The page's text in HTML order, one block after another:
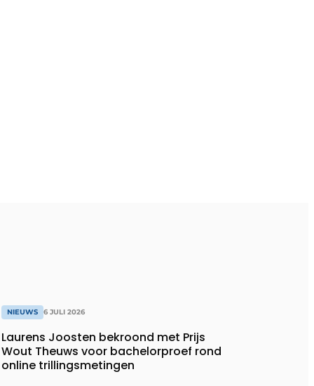
NIEUWS 6 JULI 2026
Laurens Joosten bekroond met Prijs
Wout Theuws voor bachelorproef rond
online trillingsmetingen